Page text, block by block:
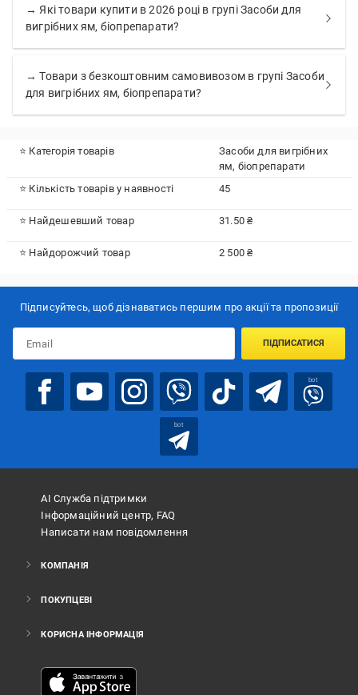
→ Які товари купити в 2026 році в групі Засоби для
вигрібних ям, біопрепарати?
→ Товари з безкоштовним самовивозом в групі Засоби
для вигрібних ям, біопрепарати?
⭐ Категорія товарів
Засоби для вигрібних
ям, біопрепарати
⭐ Кількість товарів у наявності
45
⭐ Найдешевший товар 31.50 ₴
⭐ Найдорожчий товар 2 500 ₴
Підписуйтесь, щоб дізнаватись першим про акції та пропозиції
ПІДПИСАТИСЯ
bot
bot
АІ Служба підтримки
Інформаційний центр, FAQ
Написати нам повідомлення
КОМПАНІЯ
ПОКУПЦЕВІ
КОРИСНА ІНФОРМАЦІЯ